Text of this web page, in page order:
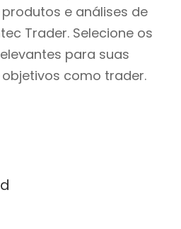
e análises de
Trader. Selecione os
para suas
como trader.